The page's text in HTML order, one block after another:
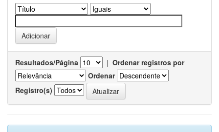
Resultados/Página | Ordenar registros por
Ordenar
Registro(s)